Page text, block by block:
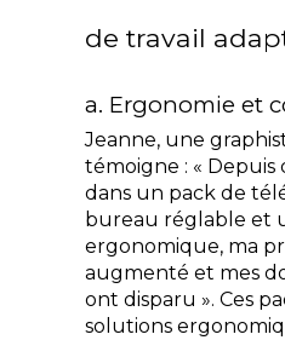
de travail
a. Ergonomie et
Jeanne, une
témoigne : « Depuis
dans un pack de
bureau réglable et
ergonomique, ma
augmenté et mes
ont disparu ». Ces
solutions